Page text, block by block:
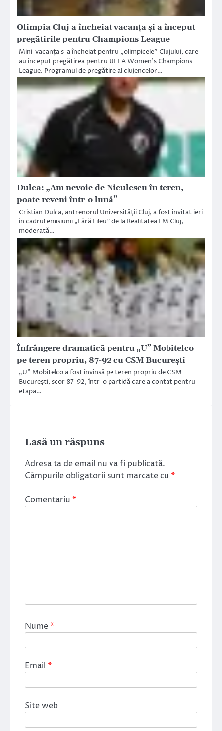
Olimpia Cluj a încheiat vacanța și a început
pregătirile pentru Champions League
Mini-vacanța s-a încheiat pentru „olimpicele” Clujului, care
au început pregătirea pentru UEFA Women’s Champions
League. Programul de pregătire al clujencelor…
Dulca: „Am nevoie de Niculescu în teren,
poate reveni într-o lună”
Cristian Dulca, antrenorul Universităţii Cluj, a fost invitat ieri
în cadrul emisiunii „Fără Fileu” de la Realitatea FM Cluj,
moderată…
Înfrângere dramatică pentru „U” Mobitelco
pe teren propriu, 87-92 cu CSM Bucureşti
„U” Mobitelco a fost învinsă pe teren propriu de CSM
Bucureşti, scor 87-92, într-o partidă care a contat pentru
etapa…
Lasă un răspuns
Adresa ta de email nu va fi publicată.
Câmpurile obligatorii sunt marcate cu *
Comentariu *
Nume*
Email *
Site web